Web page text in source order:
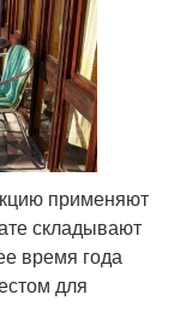
применяют
складывают
время года
для